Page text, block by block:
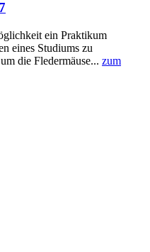
ein Praktikum
eines Studiums zu
die Fledermäuse... zum